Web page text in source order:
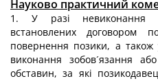
Науково практичний
1. У разі невиконання
встановлених договором
повернення позики, а також
виконання зобов´язання
обставин, за які